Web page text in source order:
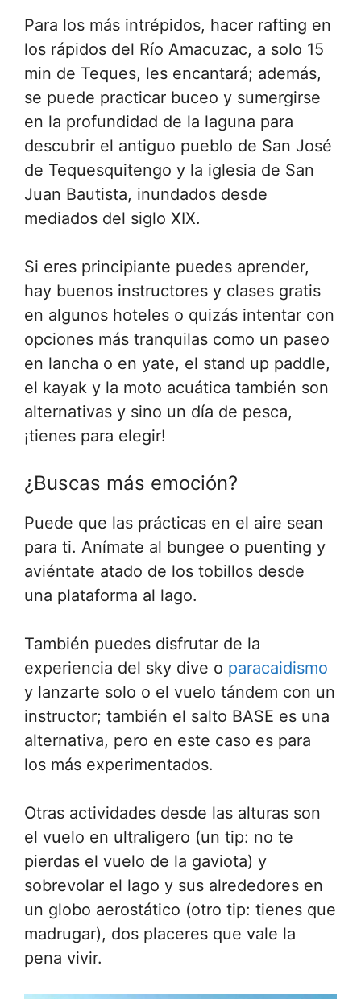
Para los más intrépidos, hacer rafting en
los rápidos del Río Amacuzac, a solo 15
min de Teques, les encantará; además,
se puede practicar buceo y sumergirse
en la profundidad de la laguna para
descubrir el antiguo pueblo de San José
de Tequesquitengo y la iglesia de San
Juan Bautista, inundados desde
mediados del siglo XIX.
Si eres principiante puedes aprender,
hay buenos instructores y clases gratis
en algunos hoteles o quizás intentar con
opciones más tranquilas como un paseo
en lancha o en yate, el stand up paddle,
el kayak y la moto acuática también son
alternativas y sino un día de pesca,
¡tienes para elegir!
¿Buscas más emoción?
Puede que las prácticas en el aire sean
para ti. Anímate al bungee o puenting y
aviéntate atado de los tobillos desde
una plataforma al lago.
También puedes disfrutar de la
experiencia del sky dive o paracaidismo
y lanzarte solo o el vuelo tándem con un
instructor; también el salto BASE es una
alternativa, pero en este caso es para
los más experimentados.
Otras actividades desde las alturas son
el vuelo en ultraligero (un tip: no te
pierdas el vuelo de la gaviota) y
sobrevolar el lago y sus alrededores en
un globo aerostático (otro tip: tienes que
madrugar), dos placeres que vale la
pena vivir.